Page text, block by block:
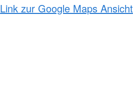
Link zur Google Maps Ansicht